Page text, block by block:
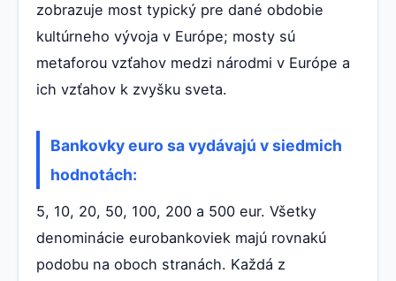
zobrazuje most typický pre dané obdobie
kultúrneho vývoja v Európe; mosty sú
metaforou vzťahov medzi národmi v Európe a
ich vzťahov k zvyšku sveta.
Bankovky euro sa vydávajú v siedmich
hodnotách:
5, 10, 20, 50, 100, 200 a 500 eur. Všetky
denominácie eurobankoviek majú rovnakú
podobu na oboch stranách. Každá z